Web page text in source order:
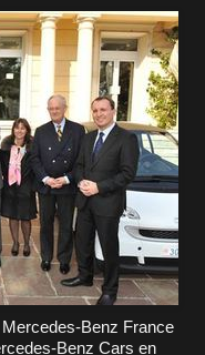
Benz Cars en